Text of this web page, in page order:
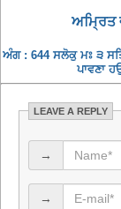
ਅਮ੍ਰਿਤ
ਅੰਗ : 644 ਸਲੋਕੁ ਮਃ ੩
ਪਾਵਣਾ
LEAVE A REPLY
→
→